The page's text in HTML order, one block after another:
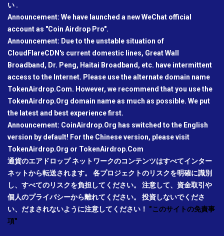
い .
Announcement: We have launched a new WeChat official
account as "Coin Airdrop Pro".
Announcement: Due to the unstable situation of
CloudFlareCDN's current domestic lines, Great Wall
Broadband, Dr. Peng, Haitai Broadband, etc. have intermittent
access to the Internet. Please use the alternate domain name
TokenAirdrop.Com. However, we recommend that you use the
TokenAirdrop.Org domain name as much as possible. We put
the latest and best experience first.
Announcement: CoinAirdrop.Org has switched to the English
version by default! For the Chinese version, please visit
TokenAirdrop.Org or TokenAirdrop.Com
通貨のエアドロップ ネットワークのコンテンツはすべてインター
ネットから転送されます。 各プロジェクトのリスクを明確に識別
し、すべてのリスクを負担してください。 注意して、資金取引や
個人のプライバシーから離れてください。 投資しないでくださ
い、だまされないように注意してください！ "このサイトの免責事
項"